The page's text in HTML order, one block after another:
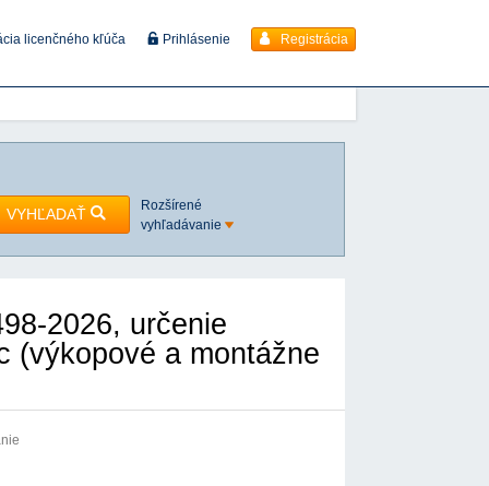
licenčného kľúča Prihlásenie Registrácia
VYHĽADAŤ
Rozšírené
vyhľadávanie
2026, určenie
(výkopové a montážne